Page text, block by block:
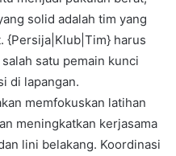
solid adalah tim yang
{Persija|Klub|Tim} harus
satu pemain kunci
di lapangan.
memfokuskan latihan
meningkatkan kerjasama
lini belakang. Koordinasi